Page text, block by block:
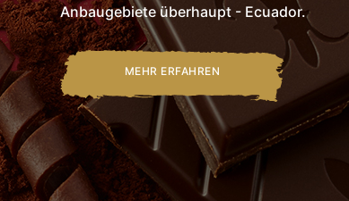
Anbaugebiete überhaupt - Ecuador.
MEHR ERFAHREN